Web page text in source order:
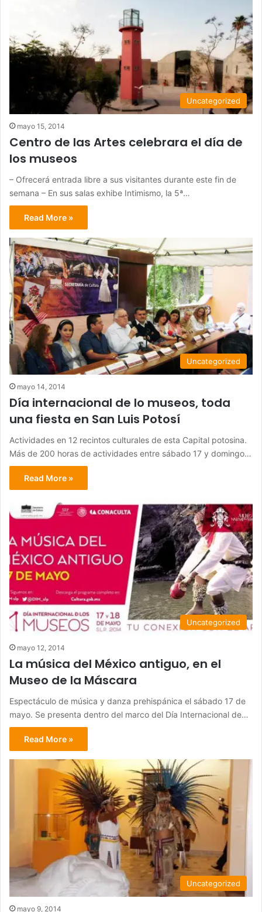
Uncategorized
mayo 15, 2014
Centro de las Artes celebrara el día de
los museos
– Ofrecerá entrada libre a sus visitantes durante este fin de
semana – En sus salas exhibe Intimismo, la 5ª…
Read More »
Uncategorized
mayo 14, 2014
Día internacional de lo museos, toda
una fiesta en San Luis Potosí
Actividades en 12 recintos culturales de esta Capital potosina.
Más de 200 horas de actividades entre sábado 17 y domingo…
Read More »
Uncategorized
mayo 12, 2014
La música del México antiguo, en el
Museo de la Máscara
Espectáculo de música y danza prehispánica el sábado 17 de
mayo. Se presenta dentro del marco del Día Internacional de…
Read More »
Uncategorized
mayo 9, 2014